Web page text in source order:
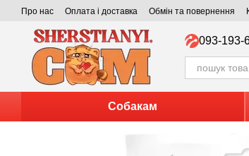
Перейти до основного контенту
Про нас Оплата і доставка Обмін та повернення
093-193-
Собакам